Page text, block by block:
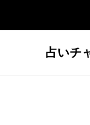
占いチ